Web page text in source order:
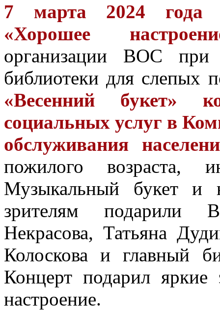
7 марта 2024 года
«Хорошее
организации ВОС при
библиотеки для слепых
«Весенний букет»
социальных услуг в
обслуживания
пожилого возраста,
Музыкальный букет и
зрителям подарили
Некрасова, Татьяна
Колоскова и главный
Концерт подарил яркие
настроение.